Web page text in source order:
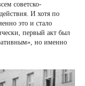
советско-
И хотя по
это и стало
первый акт был
но именно